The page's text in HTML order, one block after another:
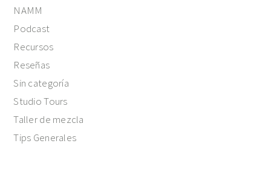
NAMM
Podcast
Recursos
Reseñas
Sin categoría
Studio Tours
Taller de mezcla
Tips Generales